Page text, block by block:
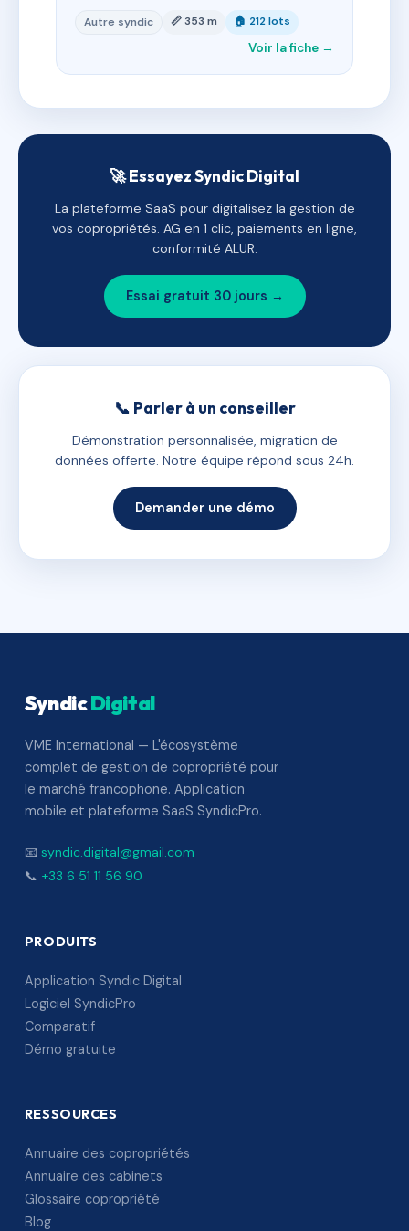
Autre syndic 📏 353 m 🏠 212 lots
Voir la fiche →
🚀 Essayez Syndic Digital
La plateforme SaaS pour digitalisez la gestion de
vos copropriétés. AG en 1 clic, paiements en ligne,
conformité ALUR.
Essai gratuit 30 jours →
📞 Parler à un conseiller
Démonstration personnalisée, migration de
données offerte. Notre équipe répond sous 24h.
Demander une démo
SyndicDigital
VME International — L'écosystème
complet de gestion de copropriété pour
le marché francophone. Application
mobile et plateforme SaaS SyndicPro.
📧 syndic.digital@gmail.com
📞 +33 6 51 11 56 90
PRODUITS
Application Syndic Digital
Logiciel SyndicPro
Comparatif
Démo gratuite
RESSOURCES
Annuaire des copropriétés
Annuaire des cabinets
Glossaire copropriété
Blog